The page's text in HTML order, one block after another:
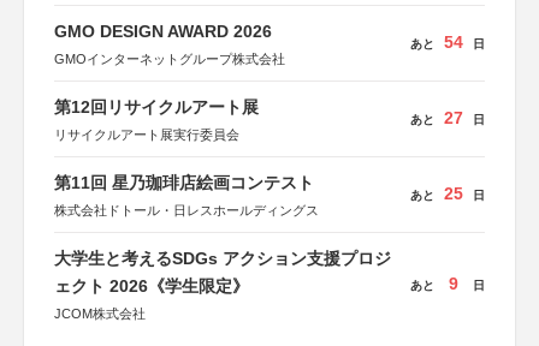
GMO DESIGN AWARD 2026
GMOインターネットグループ株式会社
あと 54 日
第12回リサイクルアート展
リサイクルアート展実行委員会
あと 27 日
第11回 星乃珈琲店絵画コンテスト
株式会社ドトール・日レスホールディングス
あと 25 日
大学生と考えるSDGs アクション支援プロジ
ェクト 2026《学生限定》
JCOM株式会社
あと 9 日